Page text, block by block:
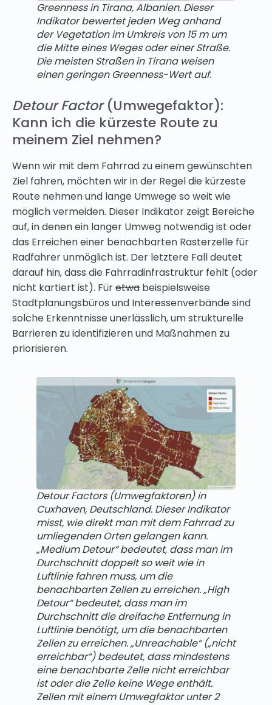
Greenness in Tirana, Albanien. Dieser
Indikator bewertet jeden Weg anhand
der Vegetation im Umkreis von 15 m um
die Mitte eines Weges oder einer Straße.
Die meisten Straßen in Tirana weisen
einen geringen Greenness-Wert auf.
Detour Factor(Umwegefaktor):
Kann ich die kürzeste Route zu
meinem Ziel nehmen?
Wenn wir mit dem Fahrrad zu einem gewünschten
Ziel fahren, möchten wir in der Regel die kürzeste
Route nehmen und lange Umwege so weit wie
möglich vermeiden. Dieser Indikator zeigt Bereiche
auf, in denen ein langer Umweg notwendig ist oder
das Erreichen einer benachbarten Rasterzelle für
Radfahrer unmöglich ist. Der letztere Fall deutet
darauf hin, dass die Fahrradinfrastruktur fehlt (oder
nicht kartiert ist). Füretwa beispielsweise
Stadtplanungsbüros und Interessenverbände sind
solche Erkenntnisse unerlässlich, um strukturelle
Barrieren zu identifizieren und Maßnahmen zu
priorisieren.
Detour Factors (Umwegfaktoren) in
Cuxhaven, Deutschland. Dieser Indikator
misst, wie direkt man mit dem Fahrrad zu
umliegenden Orten gelangen kann.
„Medium Detour“ bedeutet, dass man im
Durchschnitt doppelt so weit wie in
Luftlinie fahren muss, um die
benachbarten Zellen zu erreichen. „High
Detour“ bedeutet, dass man im
Durchschnitt die dreifache Entfernung in
Luftlinie benötigt, um die benachbarten
Zellen zu erreichen. „Unreachable“ („nicht
erreichbar“) bedeutet, dass mindestens
eine benachbarte Zelle nicht erreichbar
ist oder die Zelle keine Wege enthält.
Zellen mit einem Umwegfaktor unter 2